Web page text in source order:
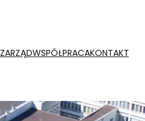
ZARZĄDWSPÓŁPRACAKONTAKT